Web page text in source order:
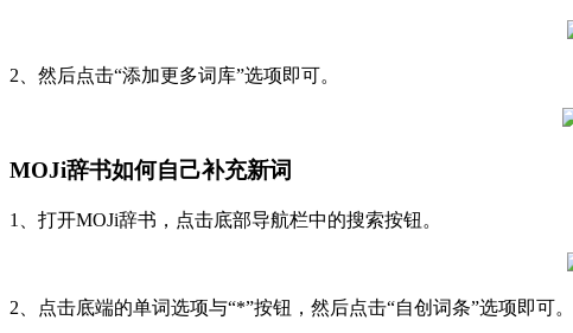
2、然后点击“添加更多词库”选项即可。
MOJi辞书如何自己补充新词
1、打开MOJi辞书，点击底部导航栏中的搜索按钮。
2、点击底端的单词选项与“*”按钮，然后点击“自创词条”选项即可。